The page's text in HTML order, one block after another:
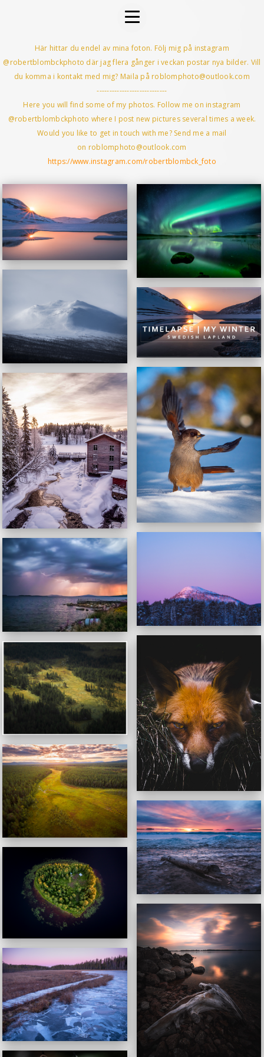
Här hittar du endel av mina foton. Följ mig på instagram
@robertblombckphoto där jag flera gånger i veckan postar nya bilder. Vill
du komma i kontakt med mig? Maila på roblomphoto@outlook.com
----------------------------
Here you will find some of my photos. Follow me on instagram
@robertblombckphoto where I post new pictures several times a week.
Would you like to get in touch with me? Send me a mail
on roblomphoto@outlook.com
https://www.instagram.com/robertblombck_foto